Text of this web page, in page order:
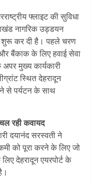
फ्लाइट की सुविधा
नागरिक उड्डयन
शुरू कर दी है। पहले चरण
बैंकाक के लिए हवाई सेवा
मुख्य कार्यकारी
स्थित देहरादून
से पर्यटन के साथ
रही कवायद
दयानंद सरस्वती ने
को पूरा करने के लिए जो
देहरादून एयरपोर्ट के